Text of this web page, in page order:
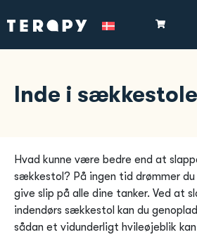
Inde i sækkestole
Hvad kunne være bedre end at
sækkestol? På ingen tid drømmer
give slip på alle dine tanker. Ved at
indendørs sækkestol kan du
sådan et vidunderligt hvileøjeblik